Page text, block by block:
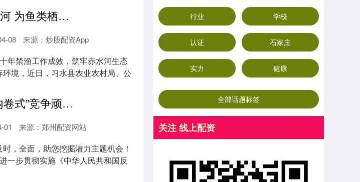
鼎豪配资 习水联合执法守护赤水河 为鱼类栖息保驾护航
08 来源：炒股配资App
年禁渔工作成效，筑牢赤水河生态
境，近日，习水县农业农村局、公
鼎豪配资 今日视点：如何治疗“内卷式”竞争顽疾？
01 来源：郑州配资网站
，全面，助您挖掘潜力主题机会！
一步贯彻实施《中华人民共和国反
行业 学校
认证 石家庄
实力 健康
全部话题标签
关注 线上配资